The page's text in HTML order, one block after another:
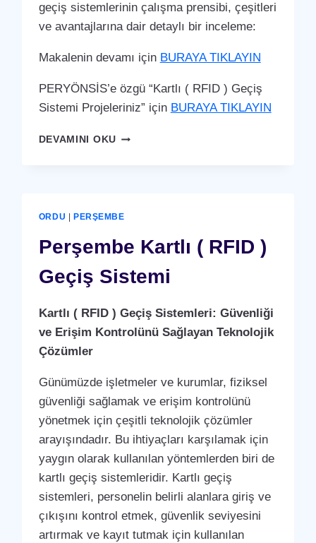
geçiş sistemlerinin çalışma prensibi, çeşitleri
ve avantajlarına dair detaylı bir inceleme:
Makalenin devamı için BURAYA TIKLAYIN
PERYÖNSİS’e özgü “Kartlı ( RFID ) Geçiş
Sistemi Projeleriniz” için BURAYA TIKLAYIN
DEVAMINI OKUULUBEY
ORDU PERŞEMBE
Perşembe Kartlı ( RFID )
Geçiş Sistemi
Kartlı ( RFID ) Geçiş Sistemleri: Güvenliği
ve Erişim Kontrolünü Sağlayan Teknolojik
Çözümler
Günümüzde işletmeler ve kurumlar, fiziksel
güvenliği sağlamak ve erişim kontrolünü
yönetmek için çeşitli teknolojik çözümler
arayışındadır. Bu ihtiyaçları karşılamak için
yaygın olarak kullanılan yöntemlerden biri de
kartlı geçiş sistemleridir. Kartlı geçiş
sistemleri, personelin belirli alanlara giriş ve
çıkışını kontrol etmek, güvenlik seviyesini
artırmak ve kayıt tutmak için kullanılan